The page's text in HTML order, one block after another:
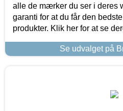
alle de mærker du ser i deres
garanti for at du får den
produkter. Klik her for at se
Se udvalget på